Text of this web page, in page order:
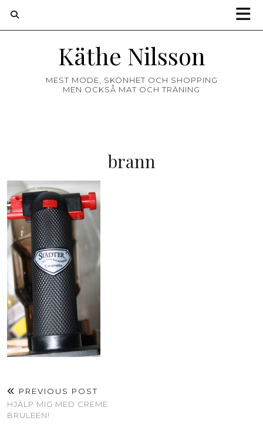
Käthe Nilsson
MEST MODE, SKÖNHET OCH SHOPPING
MEN OCKSÅ MAT OCH TRÄNING
brann
PREVIOUS POST
HJÄLP MIG MED CREME
BRULEEN!